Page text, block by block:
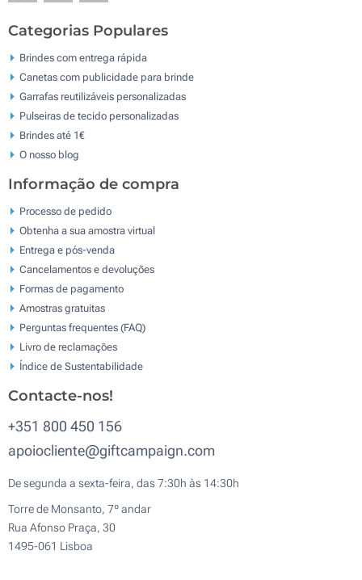
Categorias Populares
Brindes com entrega rápida
Canetas com publicidade para brinde
Garrafas reutilizáveis personalizadas
Pulseiras de tecido personalizadas
Brindes até 1€
O nosso blog
Informação de compra
Processo de pedido
Obtenha a sua amostra virtual
Entrega e pós-venda
Cancelamentos e devoluções
Formas de pagamento
Amostras gratuitas
Perguntas frequentes (FAQ)
Livro de reclamaçōes
Índice de Sustentabilidade
Contacte-nos!
+351 800 450 156
apoiocliente@giftcampaign.com
De segunda a sexta-feira, das 7:30h às 14:30h
Torre de Monsanto, 7º andar
Rua Afonso Praça, 30
1495-061 Lisboa